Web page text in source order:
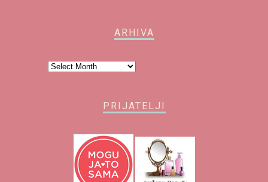
ARHIVA
Arhiva
PRIJATELJI